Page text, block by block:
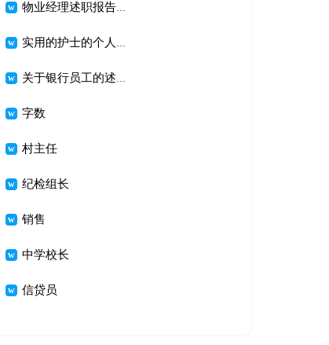
物业经理述职报告(精选15篇)
实用的护士的个人述职报告模板集合十篇
关于银行员工的述职报告范文集合10篇
字数
村主任
纪检组长
销售
中学校长
信贷员